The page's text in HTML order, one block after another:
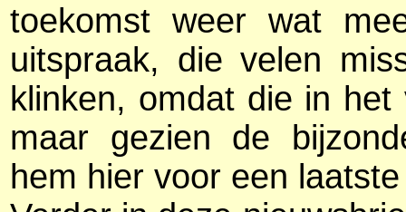
toekomst weer wat
uitspraak, die velen
klinken, omdat die in
maar gezien de
hem hier voor een